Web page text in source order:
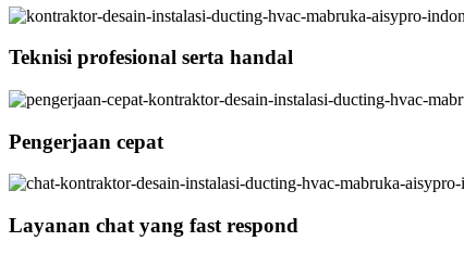
Teknisi profesional serta handal
Pengerjaan cepat
Layanan chat yang fast respond